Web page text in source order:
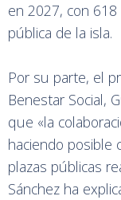
en 2027, con
pública de la isla.
Por su parte, el
Benestar Social,
que «la
haciendo posible
plazas públicas
Sánchez ha